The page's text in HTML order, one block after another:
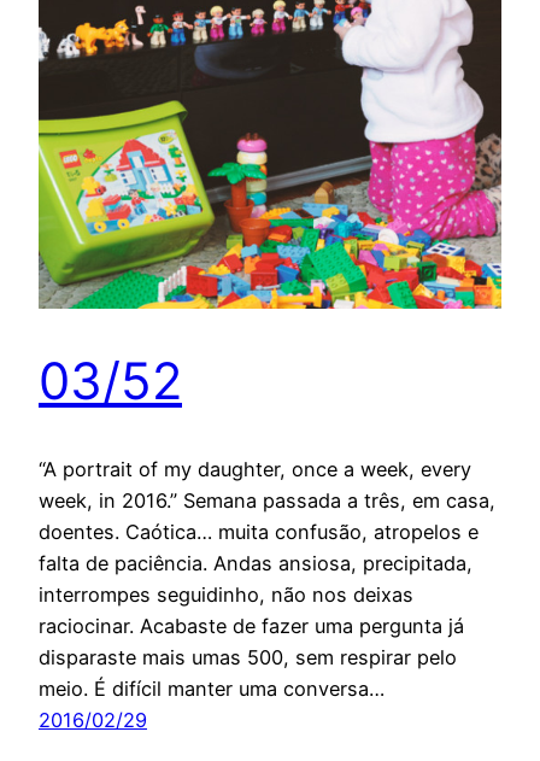
03/52
“A portrait of my daughter, once a week, every
week, in 2016.” Semana passada a três, em casa,
doentes. Caótica… muita confusão, atropelos e
falta de paciência. Andas ansiosa, precipitada,
interrompes seguidinho, não nos deixas
raciocinar. Acabaste de fazer uma pergunta já
disparaste mais umas 500, sem respirar pelo
meio. É difícil manter uma conversa…
2016/02/29